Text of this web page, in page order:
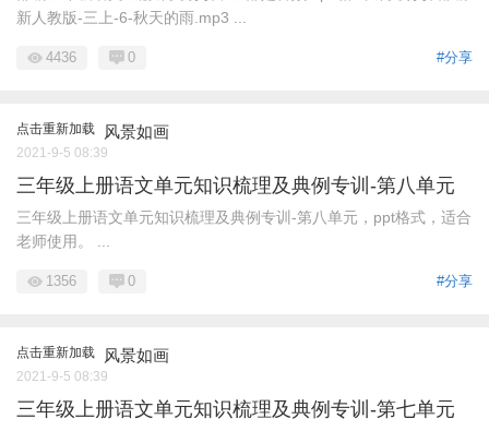
新人教版-三上-6-秋天的雨.mp3 ...
#分享
4436 0
点击重新加载 风景如画
2021-9-5 08:39
三年级上册语文单元知识梳理及典例专训-第八单元
三年级上册语文单元知识梳理及典例专训-第八单元，ppt格式，适合
老师使用。 ...
#分享
1356 0
点击重新加载 风景如画
2021-9-5 08:39
三年级上册语文单元知识梳理及典例专训-第七单元